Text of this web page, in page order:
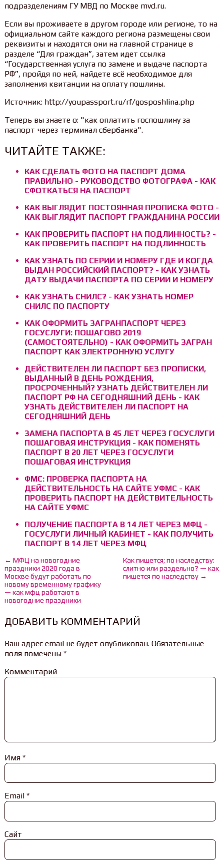
подразделениям ГУ МВД по Москве mvd.ru.
Если вы проживаете в другом городе или регионе, то на
официальном сайте каждого региона размещены свои
реквизиты и находятся они на главной странице в
разделе “Для граждан”, затем идет ссылка
“Государственная услуга по замене и выдаче паспорта
РФ”, пройдя по ней, найдете всё необходимое для
заполнения квитанции на оплату пошлины.
Источник: http://youpassport.ru/rf/gosposhlina.php
Теперь вы знаете о: "как оплатить госпошлину за
паспорт через терминал сбербанка".
ЧИТАЙТЕ ТАКЖЕ:
КАК СДЕЛАТЬ ФОТО НА ПАСПОРТ ДОМА
ПРАВИЛЬНО - РУКОВОДСТВО ФОТОГРАФА - КАК
СФОТКАТЬСЯ НА ПАСПОРТ
КАК ВЫГЛЯДИТ ПОСТОЯННАЯ ПРОПИСКА ФОТО -
КАК ВЫГЛЯДИТ ПАСПОРТ ГРАЖДАНИНА РОССИИ
КАК ПРОВЕРИТЬ ПАСПОРТ НА ПОДЛИННОСТЬ? -
КАК ПРОВЕРИТЬ ПАСПОРТ НА ПОДЛИННОСТЬ
КАК УЗНАТЬ ПО СЕРИИ И НОМЕРУ ГДЕ И КОГДА
ВЫДАН РОССИЙСКИЙ ПАСПОРТ? - КАК УЗНАТЬ
ДАТУ ВЫДАЧИ ПАСПОРТА ПО СЕРИИ И НОМЕРУ
КАК УЗНАТЬ СНИЛС? - КАК УЗНАТЬ НОМЕР
СНИЛС ПО ПАСПОРТУ
КАК ОФОРМИТЬ ЗАГРАНПАСПОРТ ЧЕРЕЗ
ГОСУСЛУГИ: ПОШАГОВО 2019
(САМОСТОЯТЕЛЬНО) - КАК ОФОРМИТЬ ЗАГРАН
ПАСПОРТ КАК ЭЛЕКТРОННУЮ УСЛУГУ
ДЕЙСТВИТЕЛЕН ЛИ ПАСПОРТ БЕЗ ПРОПИСКИ,
ВЫДАННЫЙ В ДЕНЬ РОЖДЕНИЯ,
ПРОСРОЧЕННЫЙ? УЗНАТЬ ДЕЙСТВИТЕЛЕН ЛИ
ПАСПОРТ РФ НА СЕГОДНЯШНИЙ ДЕНЬ - КАК
УЗНАТЬ ДЕЙСТВИТЕЛЕН ЛИ ПАСПОРТ НА
СЕГОДНЯШНИЙ ДЕНЬ
ЗАМЕНА ПАСПОРТА В 45 ЛЕТ ЧЕРЕЗ ГОСУСЛУГИ
ПОШАГОВАЯ ИНСТРУКЦИЯ - КАК ПОМЕНЯТЬ
ПАСПОРТ В 20 ЛЕТ ЧЕРЕЗ ГОСУСЛУГИ
ПОШАГОВАЯ ИНСТРУКЦИЯ
ФМС: ПРОВЕРКА ПАСПОРТА НА
ДЕЙСТВИТЕЛЬНОСТЬ НА САЙТЕ УФМС - КАК
ПРОВЕРИТЬ ПАСПОРТ НА ДЕЙСТВИТЕЛЬНОСТЬ
НА САЙТЕ УФМС
ПОЛУЧЕНИЕ ПАСПОРТА В 14 ЛЕТ ЧЕРЕЗ МФЦ -
ГОСУСЛУГИ ЛИЧНЫЙ КАБИНЕТ - КАК ПОЛУЧИТЬ
ПАСПОРТ В 14 ЛЕТ ЧЕРЕЗ МФЦ
← МФЦ на новогодние
праздники 2020 года в
Москве будут работать по
новому временному графику
— как мфц работают в
новогодние праздники
Как пишется; по наследству:
слитно или раздельно? — как
пишется по наследству →
ДОБАВИТЬ КОММЕНТАРИЙ
Ваш адрес email не будет опубликован.Обязательные
поля помечены *
Комментарий
Имя *
Email *
Сайт